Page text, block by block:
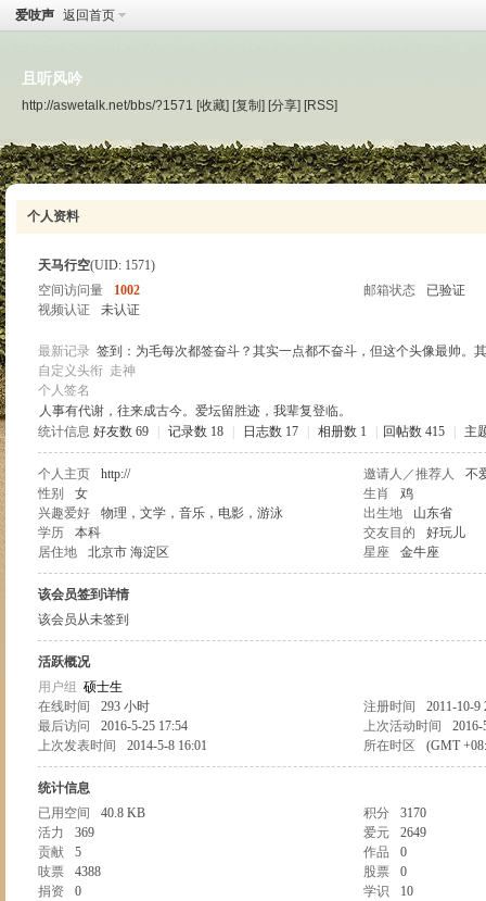
爱吱声 返回首页
且听风吟
http://aswetalk.net/bbs/?1571 [收藏] [复制] [分享] [RSS]
个人资料
天马行空(UID: 1571)
空间访问量
1002 邮箱状态
已验证
视频认证
未认证
最新记录 签到：为毛每次都签奋斗？其实一点都不奋斗，但这个头像最帅。
自定义头衔 走神
个人签名
人事有代谢，往来成古今。爱坛留胜迹，我辈复登临。
统计信息 好友数 69 记录数 18 日志数 17 相册数 1 回帖数 415 主
个人主页 http:// 邀请人／推荐人
不
性别
女 生肖
鸡
兴趣爱好
物理，文学，音乐，电影，游泳 出生地
山东省
学历
本科 交友目的
好玩儿
居住地
北京市 海淀区 星座 金牛座
该会员签到详情
该会员从未签到
活跃概况
用户组 硕士生
在线时间
293 小时 注册时间
2011-10-9
最后访问
2016-5-25 17:54 上次活动时间
2016-
上次发表时间
2014-5-8 16:01 所在时区 (GMT
统计信息
已用空间
40.8 KB 积分
3170
活力
369 爱元
2649
贡献
5 作品
0
吱票
4388 股票
0
捐资
0 学识 10